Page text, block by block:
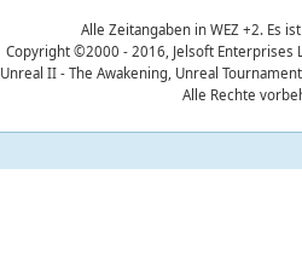
Alle Zeitangaben in WEZ +2. Es
Copyright ©2000 - 2016, Jelsoft Enterprises
Unreal II - The Awakening, Unreal
Alle Rechte